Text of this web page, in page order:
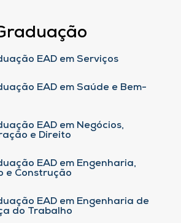
EAD em Serviços
EAD em Saúde e Bem-
EAD em Negócios,
e Direito
EAD em Engenharia,
e Construção
EAD em Engenharia de
do Trabalho